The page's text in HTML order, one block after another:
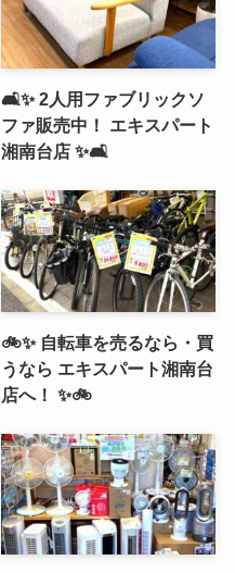
🛋️✨ 2人用ファブリックソ
ファ販売中！ エキスパート
湘南台店 ✨🛋️
🚲✨ 自転車を売るなら・買
うなら エキスパート湘南台
店へ！ ✨🚲